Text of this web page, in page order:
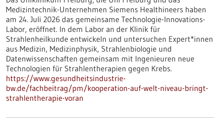
Medizintechnik-Unternehmen Siemens Healthineers haben
am 24. Juli 2026 das gemeinsame Technologie-Innovations-
Labor, eröffnet. In dem Labor an der Klinik für
Strahlenheilkunde entwickeln und untersuchen Expert*innen
aus Medizin, Medizinphysik, Strahlenbiologie und
Datenwissenschaften gemeinsam mit Ingenieuren neue
Technologien für Strahlentherapien gegen Krebs.
https://www.gesundheitsindustrie-
bw.de/fachbeitrag/pm/kooperation-auf-welt-niveau-bringt-
strahlentherapie-voran